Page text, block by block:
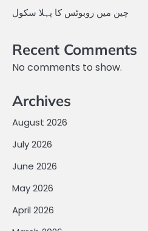
چین میں روبوٹس کا پہلا سکول
Recent Comments
No comments to show.
Archives
August 2026
July 2026
June 2026
May 2026
April 2026